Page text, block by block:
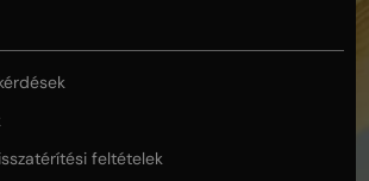
feltételek